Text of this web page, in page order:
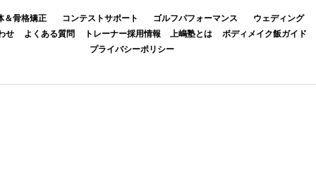
＆骨格矯正 コンテストサポート ゴルフパフォーマンス
ウェディング
せ よくある質問 トレーナー採用情報 上嶋塾とは
ボディメイク飯ガイド
プライバシーポリシー